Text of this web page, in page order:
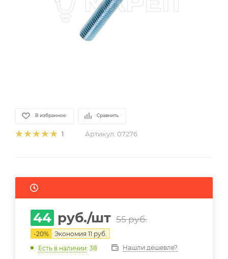
В избранное Сравнить
1 Артикул: 07276
44 руб./шт 55руб.
-20% Экономия 11 руб.
Есть в наличии: 38 Нашли дешевле?